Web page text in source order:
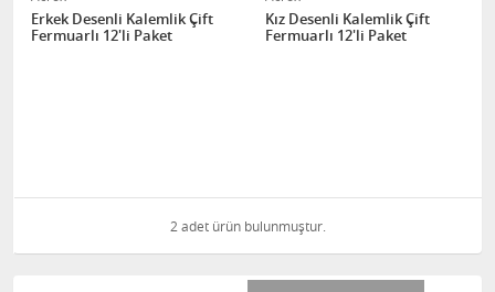
Erkek Desenli Kalemlik Çift
Fermuarlı 12'li Paket
Kız Desenli Kalemlik Çift
Fermuarlı 12'li Paket
2 adet ürün bulunmuştur.